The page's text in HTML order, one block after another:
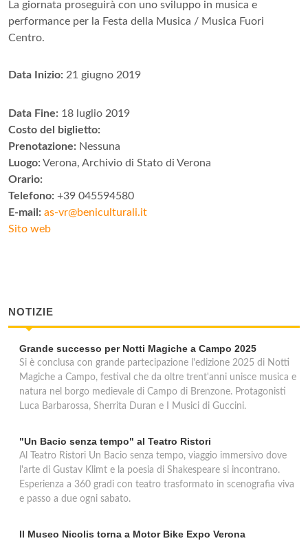
La giornata proseguirà con uno sviluppo in musica e
performance per la Festa della Musica / Musica Fuori
Centro.
Data Inizio: 21 giugno 2019
Data Fine: 18 luglio 2019
Costo del biglietto:
Prenotazione: Nessuna
Luogo: Verona, Archivio di Stato di Verona
Orario:
Telefono: +39 045594580
E-mail: as-vr@beniculturali.it
Sito web
NOTIZIE
Grande successo per Notti Magiche a Campo 2025
Si è conclusa con grande partecipazione l'edizione 2025 di Notti
Magiche a Campo, festival che da oltre trent'anni unisce musica e
natura nel borgo medievale di Campo di Brenzone. Protagonisti
Luca Barbarossa, Sherrita Duran e I Musici di Guccini.
"Un Bacio senza tempo" al Teatro Ristori
Al Teatro Ristori Un Bacio senza tempo, viaggio immersivo dove
l'arte di Gustav Klimt e la poesia di Shakespeare si incontrano.
Esperienza a 360 gradi con teatro trasformato in scenografia viva
e passo a due ogni sabato.
Il Museo Nicolis torna a Motor Bike Expo Verona